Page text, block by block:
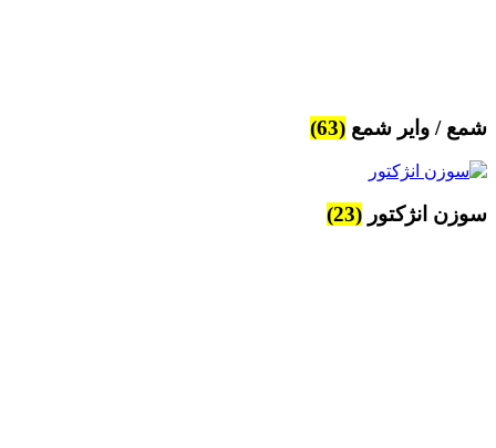
شمع / وایر شمع (63)
سوزن انژکتور (23)